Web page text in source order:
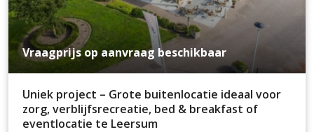
Vraagprijs op aanvraag beschikbaar
Uniek project – Grote buitenlocatie ideaal voor
zorg, verblijfsrecreatie, bed & breakfast of
eventlocatie te Leersum